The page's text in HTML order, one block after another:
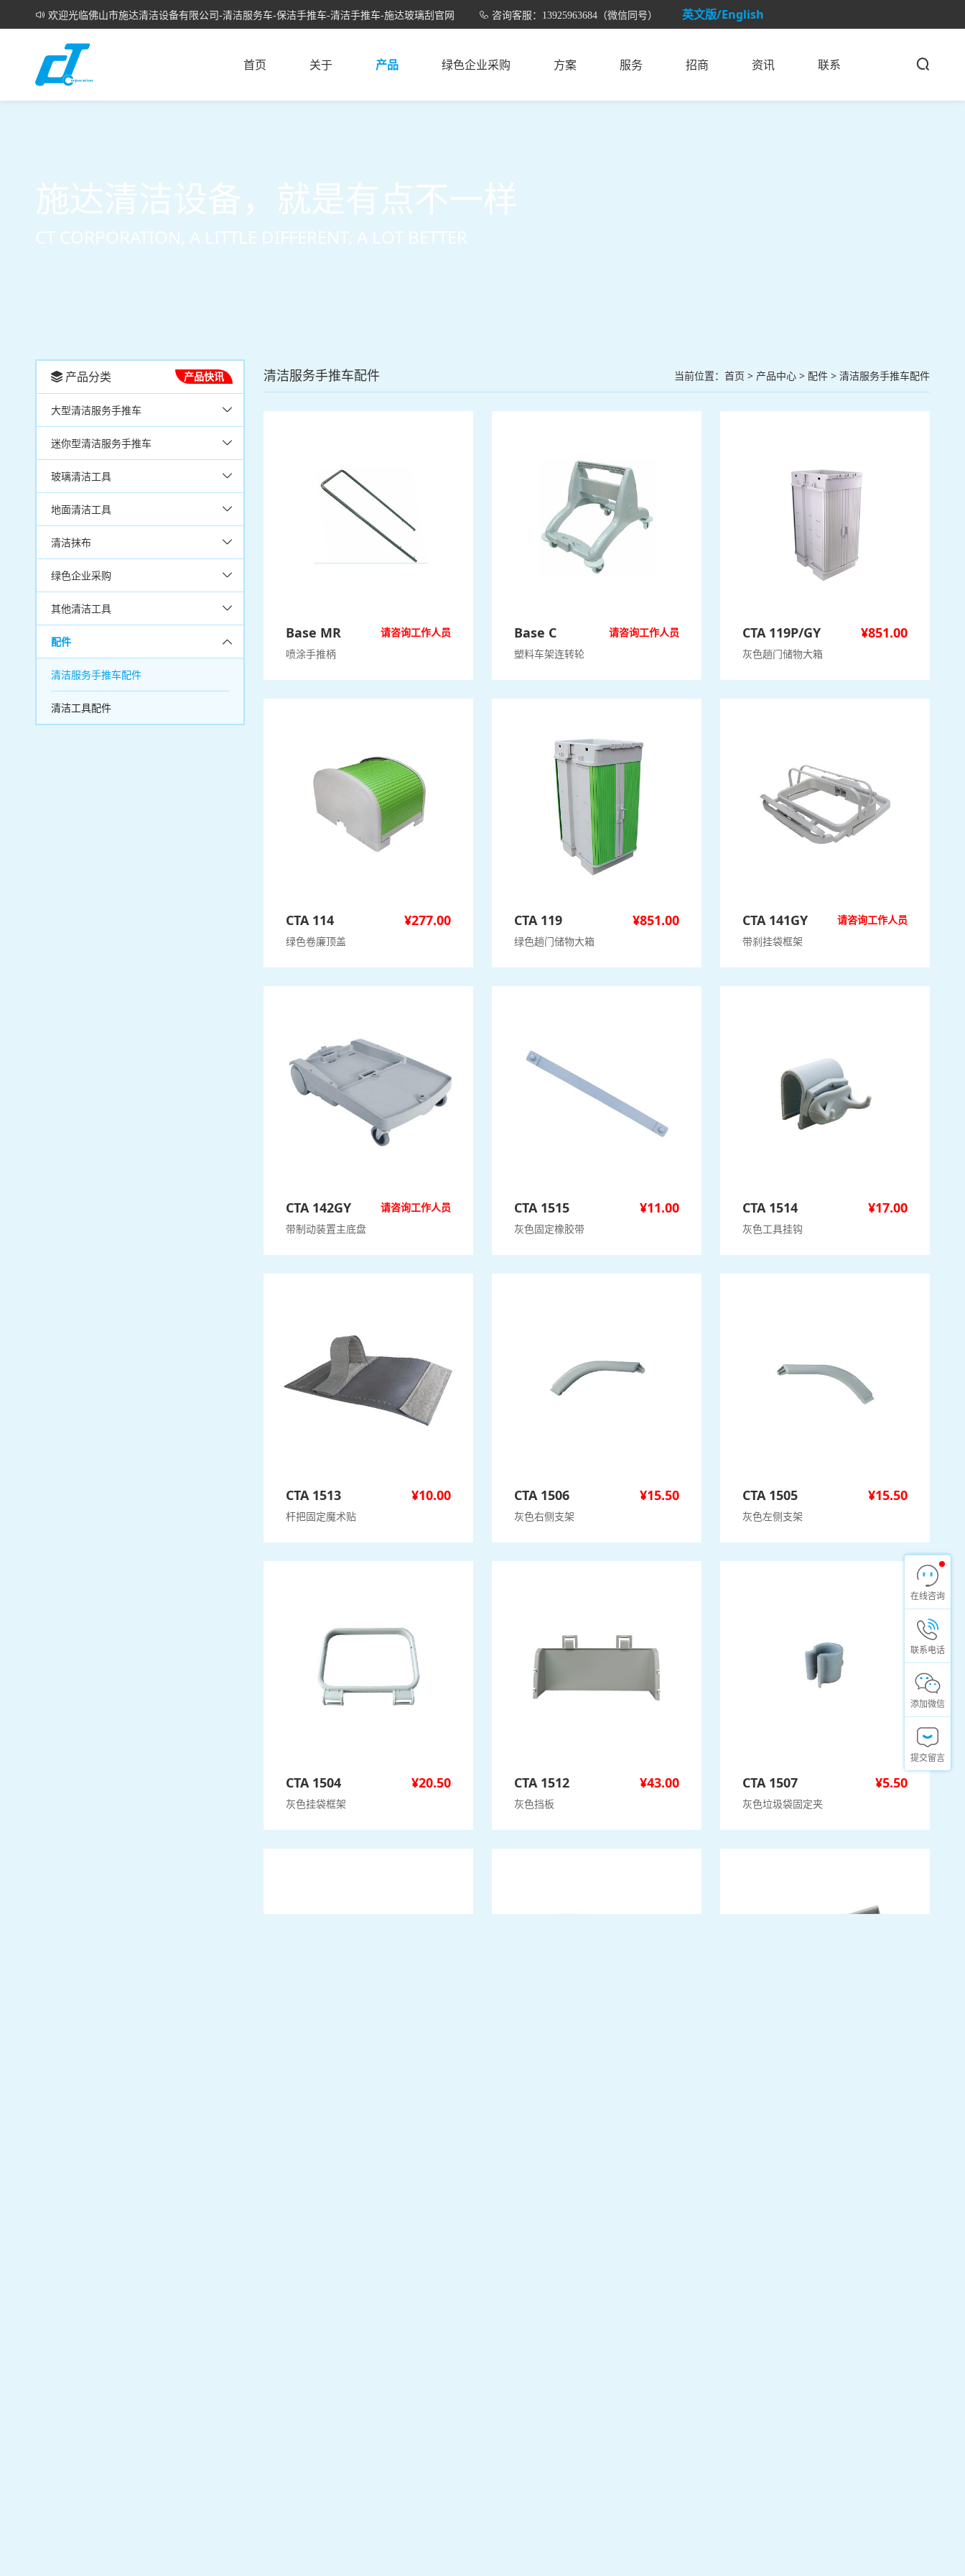
欢迎光临佛山市施达清洁设备有限公司-清洁服务车-保洁手推车-清洁手推车-施达玻璃刮官网 咨询客服：13925963684（微信同号） 英文版/English
首页 关于 产品 绿色企业采购 方案 服务 招商 资讯 联系
施达清洁设备，就是有点不一样
CT CORPORATION, A LITTLE DIFFERENT, A LOT BETTER
产品分类 产品快讯
大型清洁服务手推车
迷你型清洁服务手推车
玻璃清洁工具
地面清洁工具
清洁抹布
绿色企业采购
其他清洁工具
配件
清洁服务手推车配件
清洁工具配件
清洁服务手推车配件 当前位置： 首页 > 产品中心 > 配件 > 清洁服务手推车配件
Base MR
请咨询工作人员
喷涂手推柄
Base C
请咨询工作人员
塑料车架连转轮
CTA 119P/GY ¥851.00
灰色趟门储物大箱
CTA 114 ¥277.00
绿色卷廉顶盖
CTA 119 ¥851.00
绿色趟门储物大箱
CTA 141GY
请咨询工作人员
带刹挂袋框架
CTA 142GY
请咨询工作人员
带制动装置主底盘
CTA 1515 ¥11.00
灰色固定橡胶带
CTA 1514 ¥17.00
灰色工具挂钩
CTA 1513 ¥10.00
杆把固定魔术贴
CTA 1506 ¥15.50
灰色右侧支架
CTA 1505 ¥15.50
灰色左侧支架
CTA 1504 ¥20.50
灰色挂袋框架
CTA 1512 ¥43.00
灰色挡板
CTA 1507 ¥5.50
灰色垃圾袋固定夹
在线咨询
联系电话
添加微信
提交留言